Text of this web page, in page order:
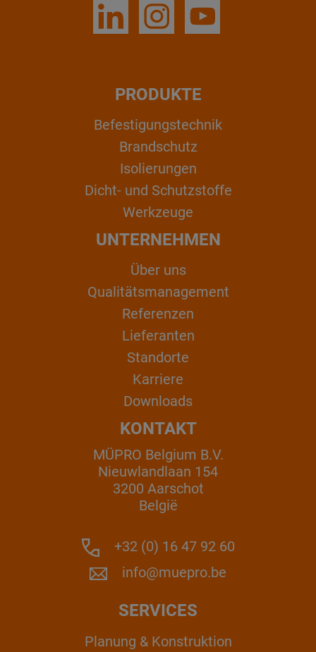
PRODUKTE
Befestigungstechnik
Brandschutz
Isolierungen
Dicht- und Schutzstoffe
Werkzeuge
UNTERNEHMEN
Über uns
Qualitätsmanagement
Referenzen
Lieferanten
Standorte
Karriere
Downloads
KONTAKT
MÜPRO Belgium B.V.
Nieuwlandlaan 154
3200 Aarschot
België
+32 (0) 16 47 92 60
info@muepro.be
SERVICES
Planung & Konstruktion